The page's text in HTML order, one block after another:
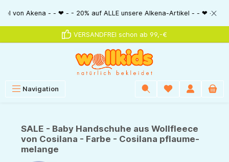
springen- - ❤ - - 20% auf ALLE unsere Alkena-Artikel - - ❤ - - 20%
VERSANDFREI schon ab 99,-€
Navigation
SALE - Baby Handschuhe aus Wollfleece
von Cosilana - Farbe - Cosilana pflaume-
melange